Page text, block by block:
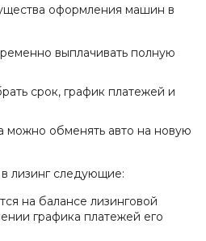
оформления машин в
выплачивать полную
срок, график платежей и
можно обменять авто на новую
лизинг следующие:
на балансе лизинговой
графика платежей его